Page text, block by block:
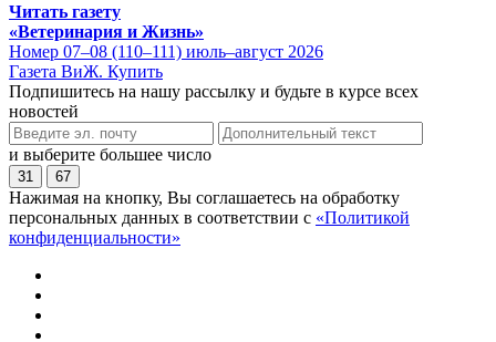
Читать газету
«Ветеринария и Жизнь»
Номер 07–08 (110–111) июль–август 2026
Газета ВиЖ. Купить
Подпишитесь на нашу рассылку и будьте в курсе всех
новостей
и выберите большее число
31 67
Нажимая на кнопку, Вы соглашаетесь на обработку
персональных данных в соответствии с «Политикой
конфиденциальности»